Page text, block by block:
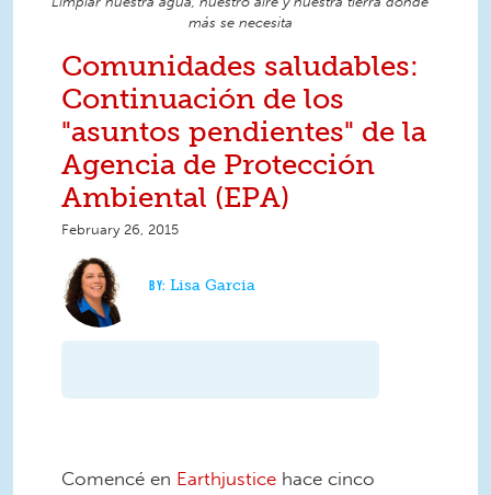
más se necesita
Comunidades saludables:
Continuación de los
"asuntos pendientes" de la
Agencia de Protección
Ambiental (EPA)
February 26, 2015
Lisa Garcia
Comencé en Earthjustice hace cinco